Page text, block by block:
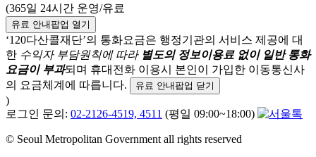
(365일 24시간 운영/유료
유료 안내팝업 열기
‘120다산콜재단’의 통화요금은 행정기관의 서비스 제공에 대
한 수익자 부담원칙에 따라 별도의 정보이용료 없이 일반 통화
요금이 부과되며 휴대전화 이용시 본인이 가입한 이동통신사
의 요금체계에 따릅니다.
유료 안내팝업 닫기
)
로그인 문의: 02-2126-4519, 4511 (평일 09:00~18:00)
© Seoul Metropolitan Government all rights reserved